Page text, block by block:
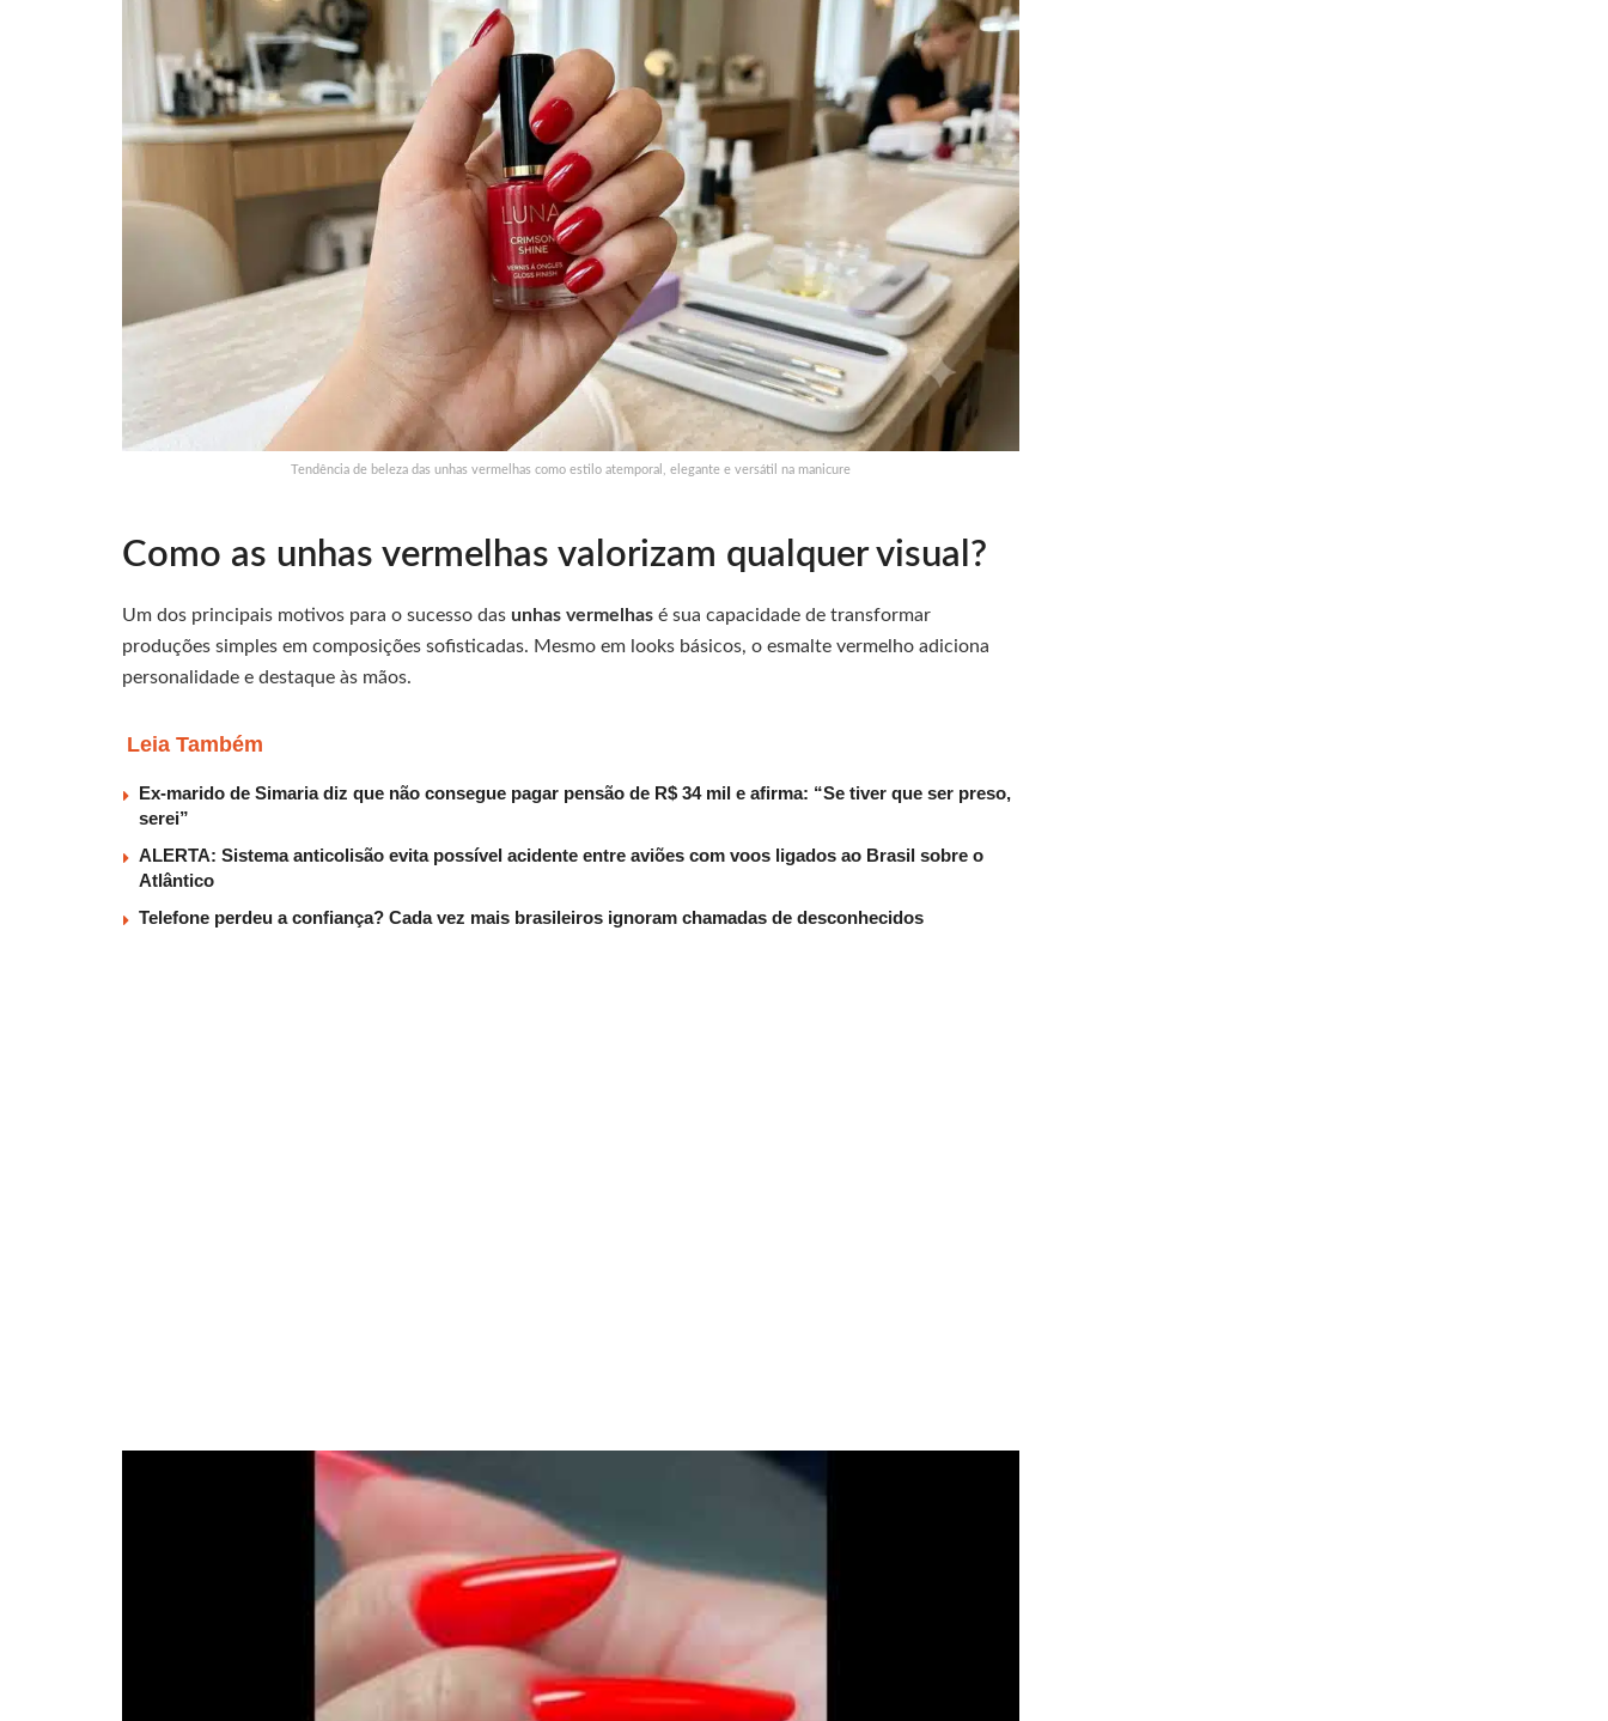
Tendência de beleza das unhas vermelhas como estilo atemporal, elegante e versátil na manicure
Como as unhas vermelhas valorizam qualquer visual?
Um dos principais motivos para o sucesso das unhas vermelhas é sua capacidade de transformar
produções simples em composições sofisticadas. Mesmo em looks básicos, o esmalte vermelho adiciona
personalidade e destaque às mãos.
Leia Também
Ex-marido de Simaria diz que não consegue pagar pensão de R$ 34 mil e afirma: “Se tiver que ser preso,
serei”
ALERTA: Sistema anticolisão evita possível acidente entre aviões com voos ligados ao Brasil sobre o
Atlântico
Telefone perdeu a confiança? Cada vez mais brasileiros ignoram chamadas de desconhecidos